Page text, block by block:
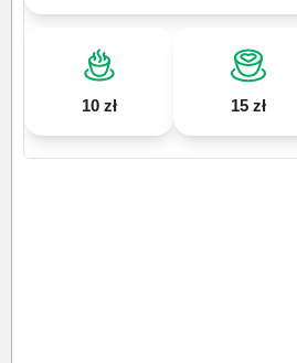
10 zł 15 zł